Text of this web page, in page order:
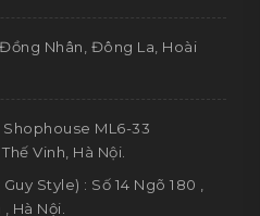
Nhân, Đông La, Hoài
ML6-33
Vinh, Hà Nội.
Style) : Số 14 Ngõ 180 ,
Hà Nội.